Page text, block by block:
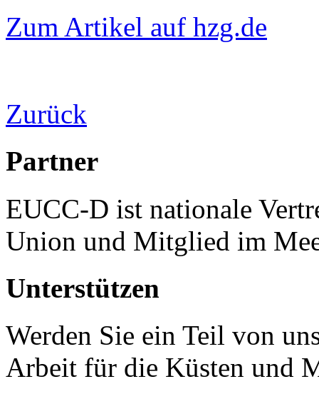
Zum Artikel auf hzg.de
Zurück
Partner
EUCC-D ist nationale
Union und Mitglied im
Unterstützen
Werden Sie ein Teil von
Arbeit für die Küsten und